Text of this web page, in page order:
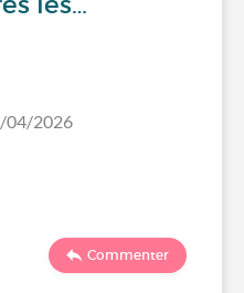
04/2026
Commenter